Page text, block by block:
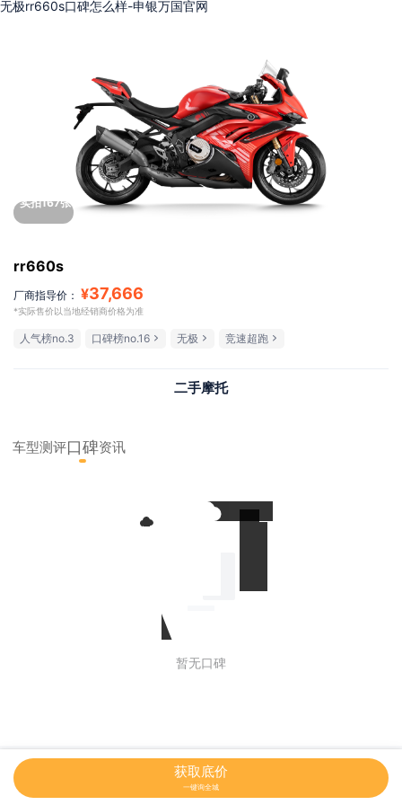
无极rr660s口碑怎么样-申银万国官网
实拍167张
rr660s
厂商指导价： ¥37,666
*实际售价以当地经销商价格为准
人气榜no.3 口碑榜no.16 无极 竞速超跑
二手摩托
车型测评口碑资讯
暂无口碑
获取底价
一键询全城
网站地图